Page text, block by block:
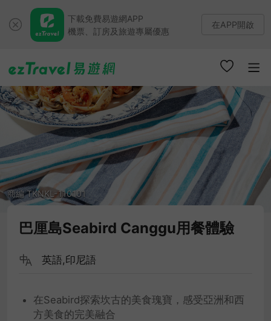
下載免費易遊網APP
機票、訂房及旅遊專屬優惠
在APP開啟
商編 TKNKL-110101
巴厘島Seabird Canggu用餐體驗
英語,印尼語
在Seabird探索坎古的美食瑰寶，感受亞洲和西
方美食的完美融合